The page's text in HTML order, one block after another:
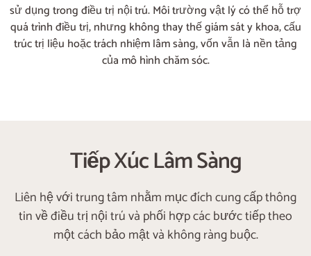
sử dụng trong điều trị nội trú. Môi trường vật lý có thể hỗ trợ
quá trình điều trị, nhưng không thay thế giám sát y khoa, cấu
trúc trị liệu hoặc trách nhiệm lâm sàng, vốn vẫn là nền tảng
của mô hình chăm sóc.
Tiếp Xúc Lâm Sàng
Liên hệ với trung tâm nhằm mục đích cung cấp thông
tin về điều trị nội trú và phối hợp các bước tiếp theo
một cách bảo mật và không ràng buộc.